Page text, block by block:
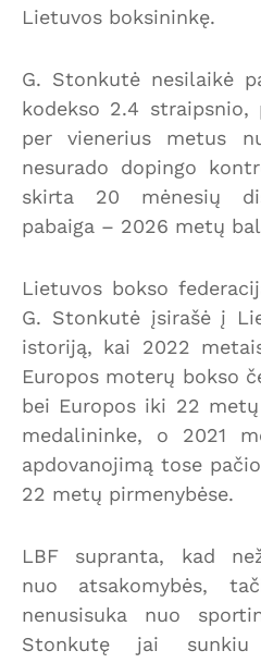
Lietuvos boksininkę.
G. Stonkutė nesilaikė
kodekso 2.4
per vienerius metus
nesurado dopingo
skirta 20 mėnesių
pabaiga – 2026 metų
Lietuvos bokso
G. Stonkutė įsirašė į
istoriją, kai 2022
Europos moterų bokso
bei Europos iki 22
medalininke, o 2021
apdovanojimą tose
22 metų pirmenybėse.
LBF supranta, kad
nuo atsakomybės,
nenusisuka nuo
Stonkutę jai sunkiu